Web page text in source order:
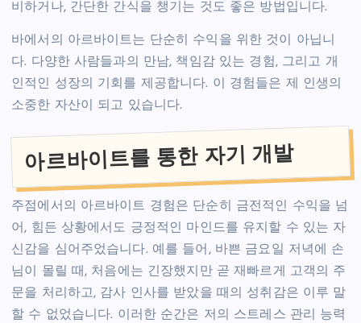
비하거나, 간단한 간식을 챙기는 것도 좋은 방법입니다.
바에서의 아르바이트는 단순히 수익을 위한 것이 아닙니
다. 다양한 사람들과의 만남, 책임감 있는 경험, 그리고 개
인적인 성장의 기회를 제공합니다. 이 경험들은 제 인생의
소중한 자산이 되고 있습니다.
아르바이트를 통한 자기 개발
주점에서의 아르바이트 경험은 단순히 금전적인 수익을 넘
어, 힘든 상황에서도 긍정적인 마인드를 유지할 수 있는 자
신감을 심어주었습니다. 예를 들어, 바쁜 금요일 저녁에 손
님이 몰릴 때, 처음에는 긴장했지만 곧 재빠르게 고객의 주
문을 처리하고, 감사 인사를 받았을 때의 성취감은 이루 말
할 수 없었습니다. 이러한 순간은 저의 스트레스 관리 능력